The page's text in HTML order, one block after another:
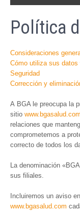
Política
Consideraciones
Cómo utiliza sus datos
Seguridad
Corrección y
A BGA le preocupa la
sitio www.bgasalud.com
relaciones que
comprometemos a
correcto de todos los
La denominación
sus filiales.
Incluiremos un aviso
www.bgasalud.com